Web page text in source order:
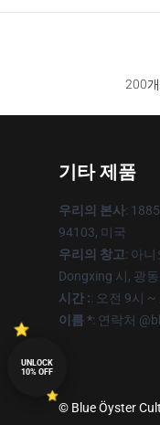
200
기타 제품
우리의 본사:
94103, 미국
우리의 창고: 아
Dongxing 시, 광
시간 :: 오전 9시
이름 *: 연락처
© Blue Öyster
UNLOCK
10% OFF